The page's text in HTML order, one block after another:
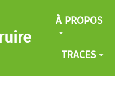
principalÀ PROPOS
TRACES